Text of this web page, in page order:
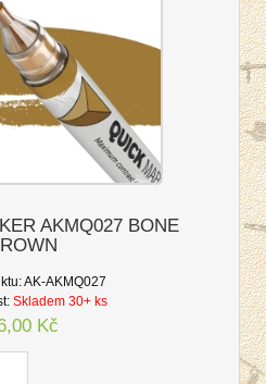
AKMQ027 BONE
AK-AKMQ027
Skladem 30+ ks
Kč